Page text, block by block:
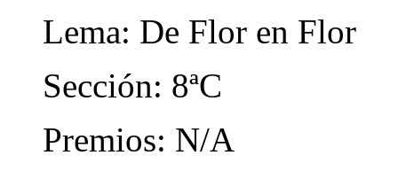
Lema: De Flor en Flor
Sección: 8ªC
Premios: N/A